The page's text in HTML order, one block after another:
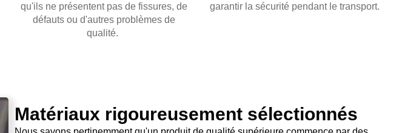
qu'ils ne présentent pas de fissures, de
défauts ou d'autres problèmes de
qualité.
garantir la sécurité pendant le transport.
Matériaux rigoureusement sélectionnés